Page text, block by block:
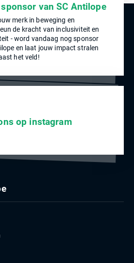
van SC Antilope
merk in beweging en
de kracht van inclusiviteit en
- word vandaag nog sponsor
en laat jouw impact stralen
het veld!
op instagram